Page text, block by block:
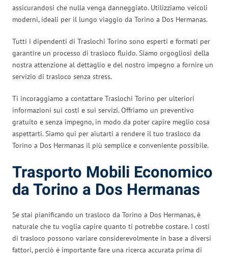
assicurandosi che nulla venga danneggiato. Utilizziamo veicoli
moderni, ideali per il lungo viaggio da Torino a Dos Hermanas.
Tutti i dipendenti di Traslochi Torino sono esperti e formati per
garantire un processo di trasloco fluido. Siamo orgogliosi della
nostra attenzione al dettaglio e del nostro impegno a fornire un
servizio di trasloco senza stress.
Ti incoraggiamo a contattare Traslochi Torino per ulteriori
informazioni sui costi e sui servizi. Offriamo un preventivo
gratuito e senza impegno, in modo da poter capire meglio cosa
aspettarti. Siamo qui per aiutarti a rendere il tuo trasloco da
Torino a Dos Hermanas il più semplice e conveniente possibile.
Trasporto Mobili Economico
da Torino a Dos Hermanas
Se stai pianificando un trasloco da Torino a Dos Hermanas, è
naturale che tu voglia capire quanto ti potrebbe costare. I costi
di trasloco possono variare considerevolmente in base a diversi
fattori, perciò è importante fare una ricerca accurata prima di